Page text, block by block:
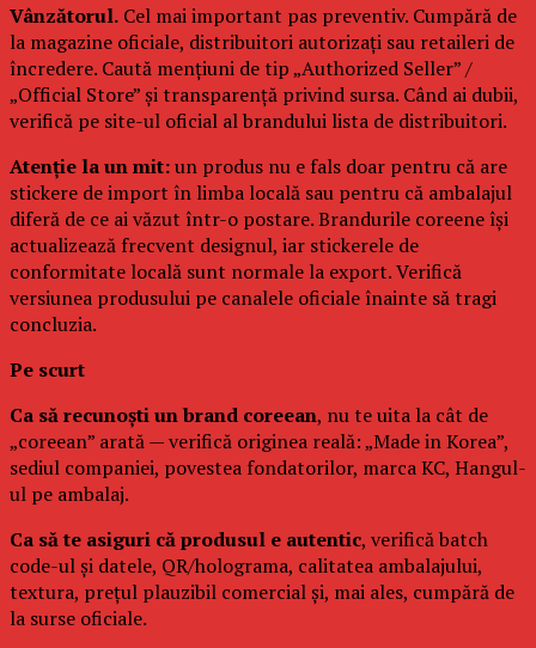
Vânzătorul. Cel mai important pas preventiv. Cumpără de
la magazine oficiale, distribuitori autorizați sau retaileri de
încredere. Caută mențiuni de tip „Authorized Seller” /
„Official Store” și transparență privind sursa. Când ai dubii,
verifică pe site-ul oficial al brandului lista de distribuitori.
Atenție la un mit:un produs nu e fals doar pentru că are
stickere de import în limba locală sau pentru că ambalajul
diferă de ce ai văzut într-o postare. Brandurile coreene își
actualizează frecvent designul, iar stickerele de
conformitate locală sunt normale la export. Verifică
versiunea produsului pe canalele oficiale înainte să tragi
concluzia.
Pe scurt
Ca să recunoști un brand coreean, nu te uita la cât de
„coreean” arată — verifică originea reală: „Made in Korea”,
sediul companiei, povestea fondatorilor, marca KC, Hangul-
ul pe ambalaj.
Ca să te asiguri că produsul e autentic, verifică batch
code-ul și datele, QR/holograma, calitatea ambalajului,
textura, prețul plauzibil comercial și, mai ales, cumpără de
la surse oficiale.